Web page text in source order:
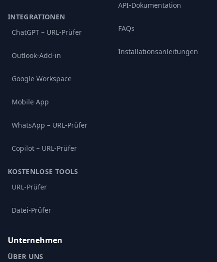
INTEGRATIONEN
ChatGPT – URL-Prüfer
Outlook-Add-in
Google Workspace
Mobile App
WhatsApp – URL-Prüfer
Copilot – URL-Prüfer
KOSTENLOSE TOOLS
URL-Prüfer
Datei-Prüfer
API-Dokumentation
FAQs
Installationsanleitungen
Unternehmen
ÜBER UNS